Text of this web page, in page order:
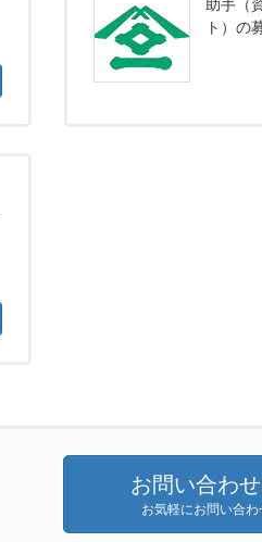
助手（
ト）の
お問い合わ
お気軽にお問い合わ